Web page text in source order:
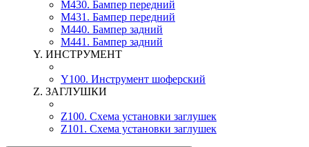
M430. Бампер передний
M431. Бампер передний
M440. Бампер задний
M441. Бампер задний
Y. ИНСТРУМЕНТ
Y100. Инструмент шоферский
Z. ЗАГЛУШКИ
Z100. Схема установки заглушек
Z101. Схема установки заглушек